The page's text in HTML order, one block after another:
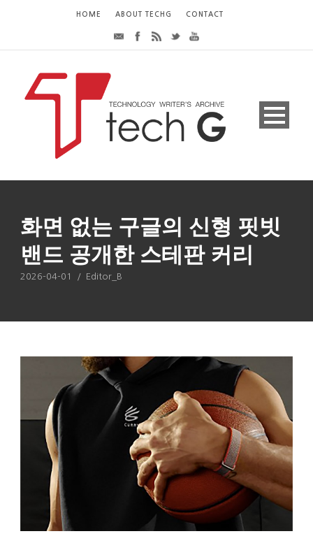
HOME ABOUT TECHG CONTACT
화면 없는 구글의 신형 핏빗
밴드 공개한 스테판 커리
2026-04-01 / Editor_B